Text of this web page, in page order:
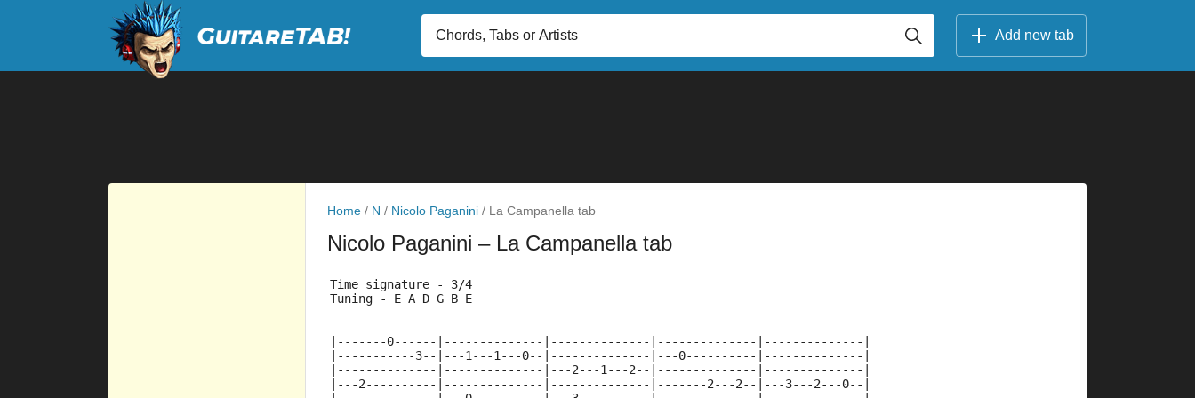
Add new tab
Home / N / Nicolo Paganini / La Campanella tab
Nicolo Paganini – La Campanella tab
Time signature - 3/4
Tuning - E A D G B E
|-------0------|--------------|--------------|--------------|--------------|
|-----------3--|---1---1---0--|--------------|---0----------|--------------|
|--------------|--------------|---2---1---2--|--------------|--------------|
|---2----------|--------------|--------------|-------2---2--|---3---2---0--|